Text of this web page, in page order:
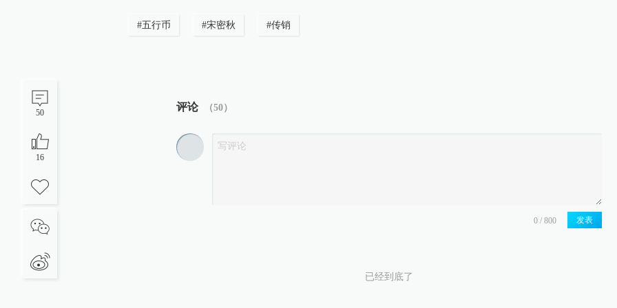
50
16
#五行币 #宋密秋 #传销
评论 （50）
发表
已经到底了